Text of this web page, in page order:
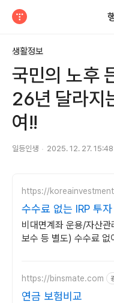
생활정보
국민의 노후
26년 달라지
여!!
일등인생 2025. 12. 27. 15:48
https://
수수료 없는 IRP 투
무료
비대면계좌 운용/자산
보수 등 별도) 수수료 없
https://binsmate.com
연금 보험비교